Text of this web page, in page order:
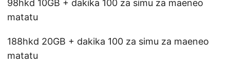
98hkd 10GB + dakika 100 za simu za maeneo
matatu
188hkd 20GB + dakika 100 za simu za maeneo
matatu